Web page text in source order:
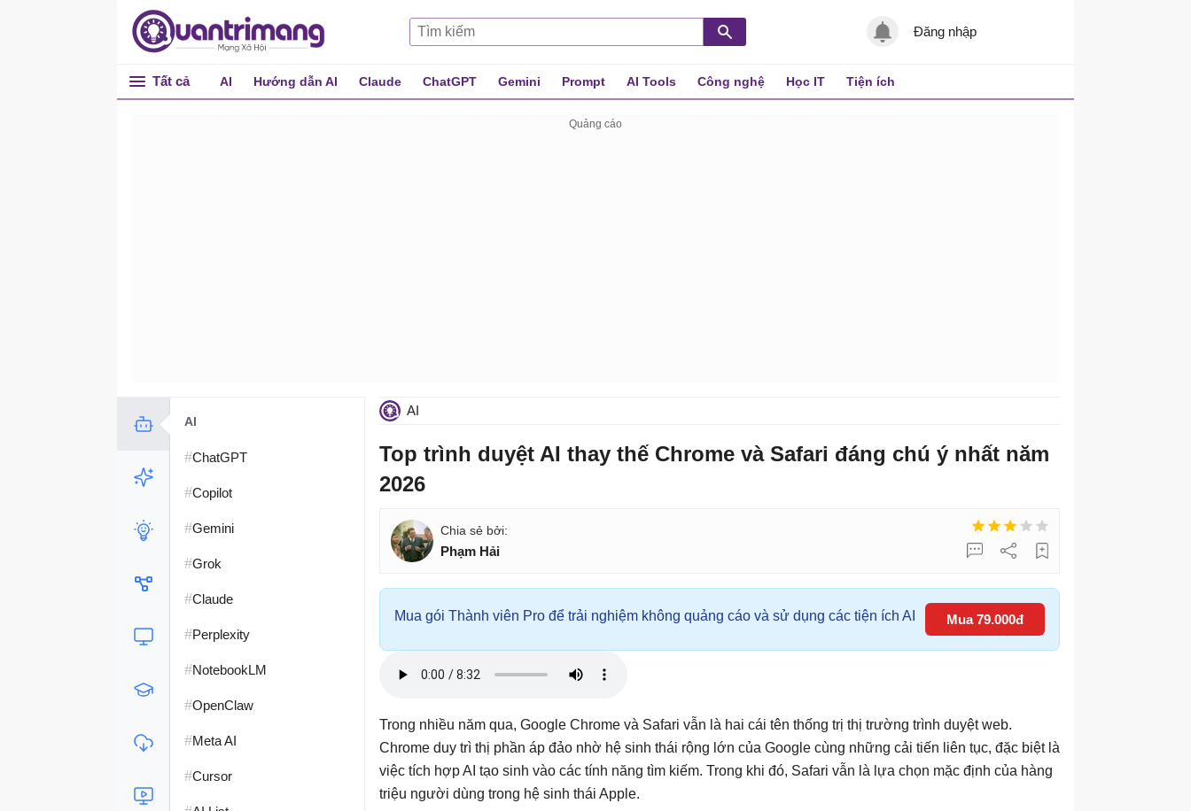
Đăng nhập
Tất cả AI Hướng dẫn AI Claude ChatGPT Gemini Prompt AI Tools Công nghệ Học IT Tiện ích
AI
Top trình duyệt AI thay thế Chrome và Safari đáng chú ý nhất năm
2026
Phạm Hải
Mua gói Thành viên Pro để trải nghiệm không quảng cáo và sử dụng các tiện ích AI Mua 79.000đ
Trong nhiều năm qua, Google Chrome và Safari vẫn là hai cái tên thống trị thị trường trình duyệt web.
Chrome duy trì thị phần áp đảo nhờ hệ sinh thái rộng lớn của Google cùng những cải tiến liên tục, đặc biệt là
việc tích hợp AI tạo sinh vào các tính năng tìm kiếm. Trong khi đó, Safari vẫn là lựa chọn mặc định của hàng
triệu người dùng trong hệ sinh thái Apple.
AI
#ChatGPT
#Copilot
#Gemini
#Grok
#Claude
#Perplexity
#NotebookLM
#OpenClaw
#Meta AI
#Cursor